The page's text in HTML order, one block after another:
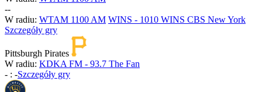
--
W radiu: WTAM 1100 AM WINS - 1010 WINS CBS New York
Szczegóły gry
Pittsburgh Pirates
W radiu: KDKA FM - 93.7 The Fan
- : -Szczegóły gry